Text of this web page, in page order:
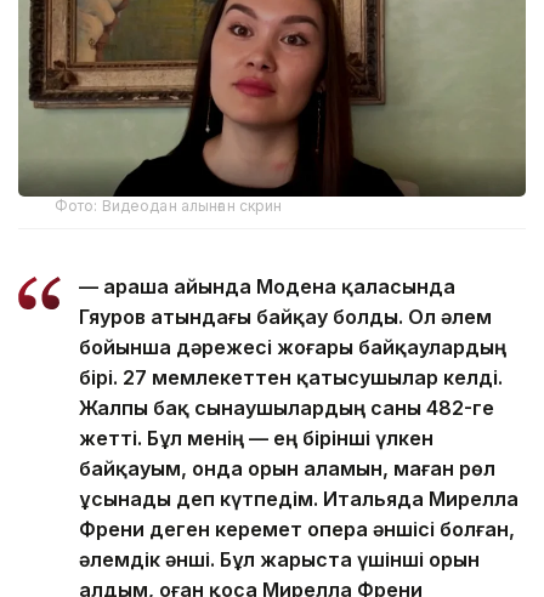
Фото: Видеодан алынған скрин
— Қараша айында Модена қаласында
Гяуров атындағы байқау болды. Ол әлем
бойынша дәрежесі жоғары байқаулардың
бірі. 27 мемлекеттен қатысушылар келді.
Жалпы бақ сынаушылардың саны 482-ге
жетті. Бұл менің — ең бірінші үлкен
байқауым, онда орын аламын, маған рөл
ұсынады деп күтпедім. Итальяда Мирелла
Френи деген керемет опера әншісі болған,
әлемдік әнші. Бұл жарыста үшінші орын
алдым, оған қоса Мирелла Френи